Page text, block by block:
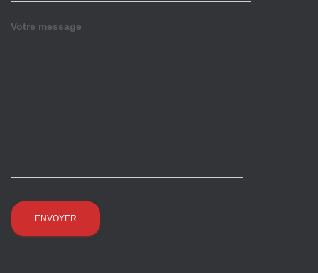
Votre message